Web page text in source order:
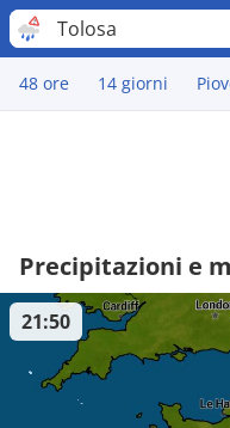
Tolosa
48 ore 14 giorni
Precipitazioni e
21:50